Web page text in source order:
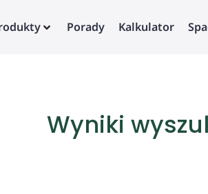
Porady Kalkulator
Wyniki